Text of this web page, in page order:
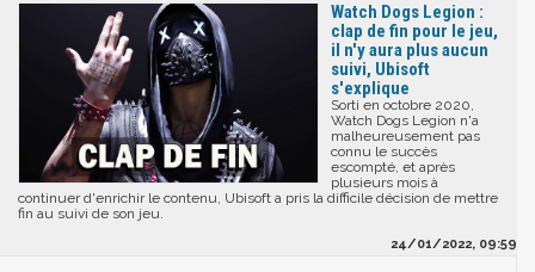
Watch Dogs Legion :
clap de fin pour le jeu,
il n'y aura plus aucun
suivi, Ubisoft
s'explique
Sorti en octobre 2020,
Watch Dogs Legion n'a
malheureusement pas
connu le succès
escompté, et après
plusieurs mois à
continuer d'enrichir le contenu, Ubisoft a pris la difficile décision de mettre
fin au suivi de son jeu.
24/01/2022, 09:59